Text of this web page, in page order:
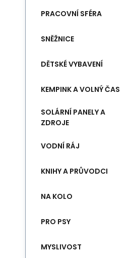
PRACOVNÍ SFÉRA
SNĚŽNICE
DĚTSKÉ VYBAVENÍ
KEMPINK A VOLNÝ ČAS
SOLÁRNÍ PANELY A
ZDROJE
VODNÍ RÁJ
KNIHY A PRŮVODCI
NA KOLO
PRO PSY
MYSLIVOST